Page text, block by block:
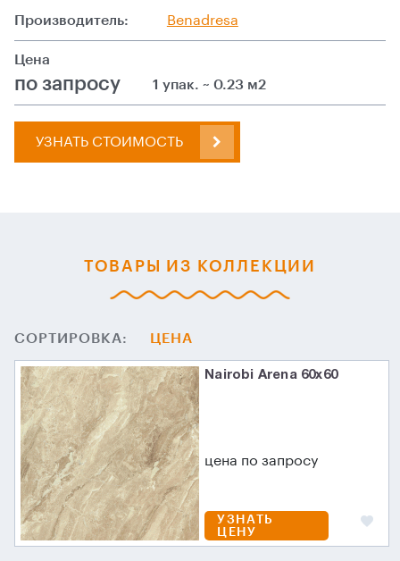
Производитель: Benadresa
Цена
по запросу 1 упак. ~ 0.23 м2
УЗНАТЬ СТОИМОСТЬ
ТОВАРЫ ИЗ КОЛЛЕКЦИИ
СОРТИРОВКА: ЦЕНА
Nairobi Arena 60x60
цена по запросу
УЗНАТЬ
ЦЕНУ